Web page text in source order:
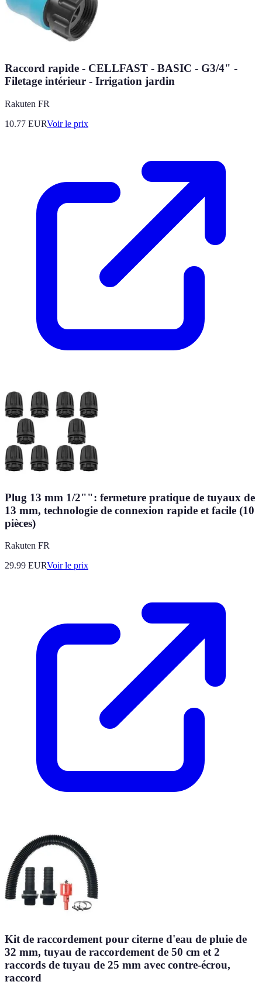
Raccord rapide - CELLFAST - BASIC - G3/4" -
Filetage intérieur - Irrigation jardin
Rakuten FR
10.77 EURVoir le prix
Plug 13 mm 1/2"": fermeture pratique de tuyaux de
13 mm, technologie de connexion rapide et facile (10
pièces)
Rakuten FR
29.99 EURVoir le prix
Kit de raccordement pour citerne d'eau de pluie de
32 mm, tuyau de raccordement de 50 cm et 2
raccords de tuyau de 25 mm avec contre-écrou,
raccord